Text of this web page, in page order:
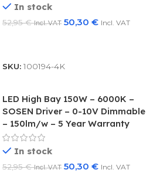
In stock
52,95€ Incl. VAT 50,30€ Incl. VAT
SKU:100194-4K
LED High Bay 150W – 6000K –
SOSEN Driver – 0-10V Dimmable
– 150lm/w – 5 Year Warranty
In stock
52,95€ Incl. VAT 50,30€ Incl. VAT